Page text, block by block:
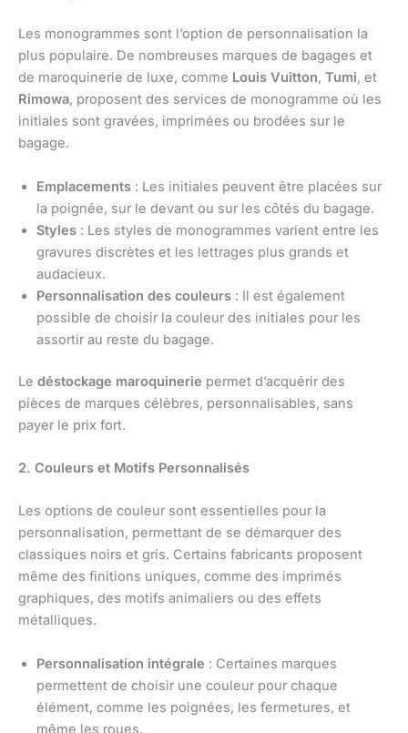
Les monogrammes sont l’option de personnalisation la
plus populaire. De nombreuses marques de bagages et
de maroquinerie de luxe, comme Louis Vuitton, Tumi, et
Rimowa, proposent des services de monogramme où les
initiales sont gravées, imprimées ou brodées sur le
bagage.
Emplacements : Les initiales peuvent être placées sur
la poignée, sur le devant ou sur les côtés du bagage.
Styles : Les styles de monogrammes varient entre les
gravures discrètes et les lettrages plus grands et
audacieux.
Personnalisation des couleurs : Il est également
possible de choisir la couleur des initiales pour les
assortir au reste du bagage.
Le déstockage maroquinerie permet d’acquérir des
pièces de marques célèbres, personnalisables, sans
payer le prix fort.
2. Couleurs et Motifs Personnalisés
Les options de couleur sont essentielles pour la
personnalisation, permettant de se démarquer des
classiques noirs et gris. Certains fabricants proposent
même des finitions uniques, comme des imprimés
graphiques, des motifs animaliers ou des effets
métalliques.
Personnalisation intégrale : Certaines marques
permettent de choisir une couleur pour chaque
élément, comme les poignées, les fermetures, et
même les roues.